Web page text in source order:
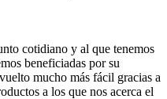
cotidiano y al que tenemos
beneficiadas por su
mucho más fácil gracias a
a los que nos acerca el